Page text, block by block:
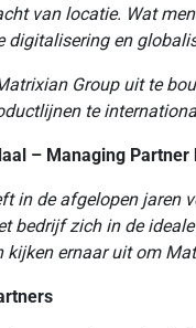
van locatie. Wat
digitalisering en
Group uit te
te
– Managing
in de afgelopen jaren
bedrijf zich in de
ernaar uit om